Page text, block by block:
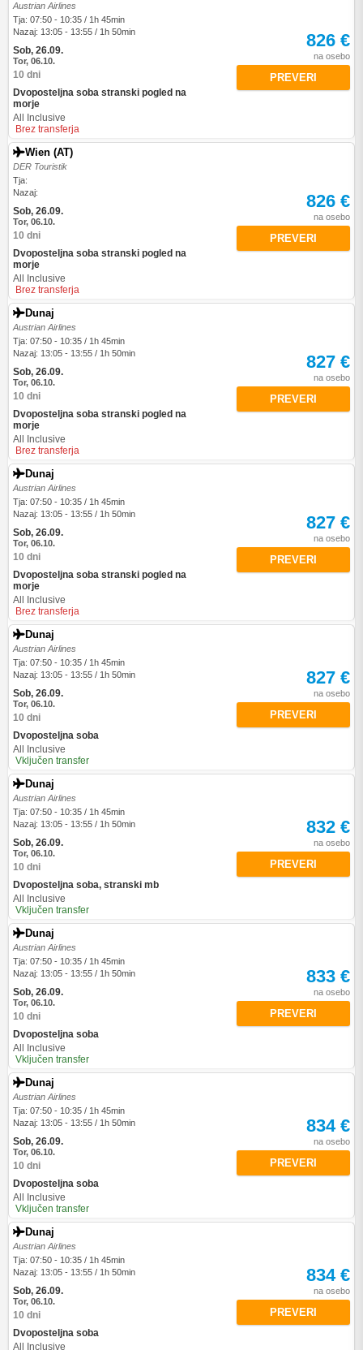
Austrian Airlines
Tja: 07:50 - 10:35 / 1h 45min
Nazaj: 13:05 - 13:55 / 1h 50min
Sob, 26.09.
Tor, 06.10.
10 dni
Dvoposteljna soba stranski pogled na
morje
All Inclusive
Brez transferja
826 €
na osebo
PREVERI
Wien (AT)
DER Touristik
Tja:
Nazaj:
Sob, 26.09.
Tor, 06.10.
10 dni
Dvoposteljna soba stranski pogled na
morje
All Inclusive
Brez transferja
826 €
na osebo
PREVERI
Dunaj
Austrian Airlines
Tja: 07:50 - 10:35 / 1h 45min
Nazaj: 13:05 - 13:55 / 1h 50min
Sob, 26.09.
Tor, 06.10.
10 dni
Dvoposteljna soba stranski pogled na
morje
All Inclusive
Brez transferja
827 €
na osebo
PREVERI
Dunaj
Austrian Airlines
Tja: 07:50 - 10:35 / 1h 45min
Nazaj: 13:05 - 13:55 / 1h 50min
Sob, 26.09.
Tor, 06.10.
10 dni
Dvoposteljna soba stranski pogled na
morje
All Inclusive
Brez transferja
827 €
na osebo
PREVERI
Dunaj
Austrian Airlines
Tja: 07:50 - 10:35 / 1h 45min
Nazaj: 13:05 - 13:55 / 1h 50min
Sob, 26.09.
Tor, 06.10.
10 dni
Dvoposteljna soba
All Inclusive
Vključen transfer
827 €
na osebo
PREVERI
Dunaj
Austrian Airlines
Tja: 07:50 - 10:35 / 1h 45min
Nazaj: 13:05 - 13:55 / 1h 50min
Sob, 26.09.
Tor, 06.10.
10 dni
Dvoposteljna soba, stranski mb
All Inclusive
Vključen transfer
832 €
na osebo
PREVERI
Dunaj
Austrian Airlines
Tja: 07:50 - 10:35 / 1h 45min
Nazaj: 13:05 - 13:55 / 1h 50min
Sob, 26.09.
Tor, 06.10.
10 dni
Dvoposteljna soba
All Inclusive
Vključen transfer
833 €
na osebo
PREVERI
Dunaj
Austrian Airlines
Tja: 07:50 - 10:35 / 1h 45min
Nazaj: 13:05 - 13:55 / 1h 50min
Sob, 26.09.
Tor, 06.10.
10 dni
Dvoposteljna soba
All Inclusive
Vključen transfer
834 €
na osebo
PREVERI
Dunaj
Austrian Airlines
Tja: 07:50 - 10:35 / 1h 45min
Nazaj: 13:05 - 13:55 / 1h 50min
Sob, 26.09.
Tor, 06.10.
10 dni
Dvoposteljna soba
All Inclusive
834 €
na osebo
PREVERI